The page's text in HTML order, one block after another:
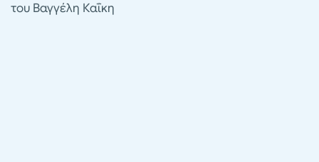
του Βαγγέλη Καΐκη